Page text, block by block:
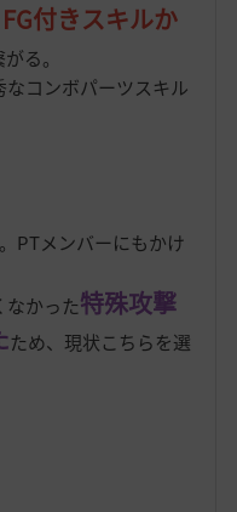
付きスキルか
る。
コンボパーツスキル
PTメンバーにもかけ
なかった特殊攻撃
ため、現状こちらを選